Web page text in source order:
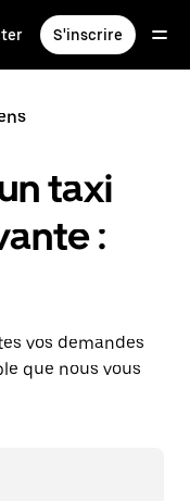
S'inscrire
taxi
:
vos demandes
que nous vous
de taxi. Si tel
rejoindre